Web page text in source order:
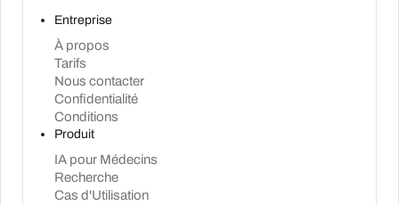
Entreprise
À propos
Tarifs
Nous contacter
Confidentialité
Conditions
Produit
IA pour Médecins
Recherche
Cas d'Utilisation